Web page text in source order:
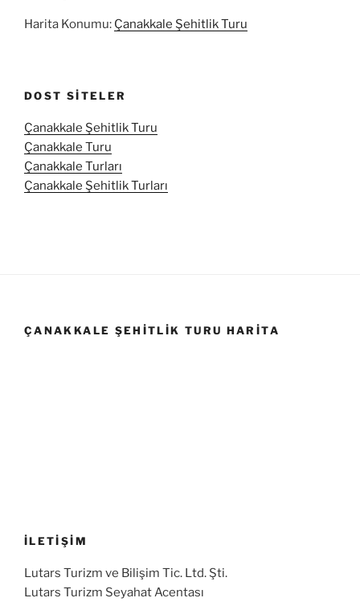
Harita Konumu: Çanakkale Şehitlik Turu
DOST SITELER
Çanakkale Şehitlik Turu
Çanakkale Turu
Çanakkale Turları
Çanakkale Şehitlik Turları
ÇANAKKALE ŞEHITLIK TURU HARITA
İLETİŞİM
Lutars Turizm ve Bilişim Tic. Ltd. Şti.
Lutars Turizm Seyahat Acentası